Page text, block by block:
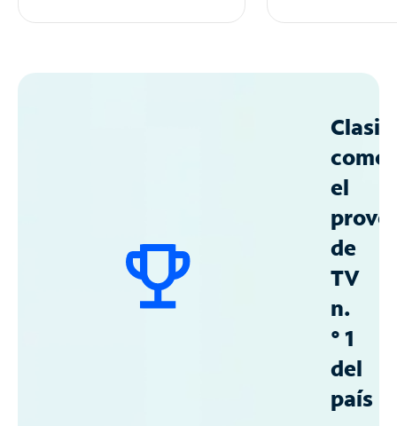
como
el
de
TV
n.
° 1
del
país